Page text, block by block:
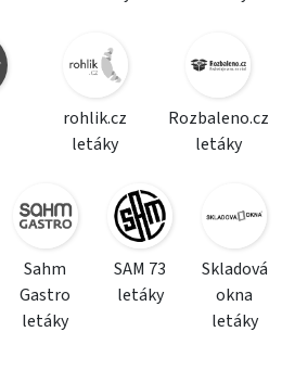
rohlik.cz
letáky
Rozbaleno.cz
letáky
Sahm
Gastro
letáky
SAM 73
letáky
Skladová
okna
letáky